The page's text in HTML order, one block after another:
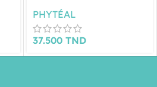
PHYTÉAL
37.500 TND